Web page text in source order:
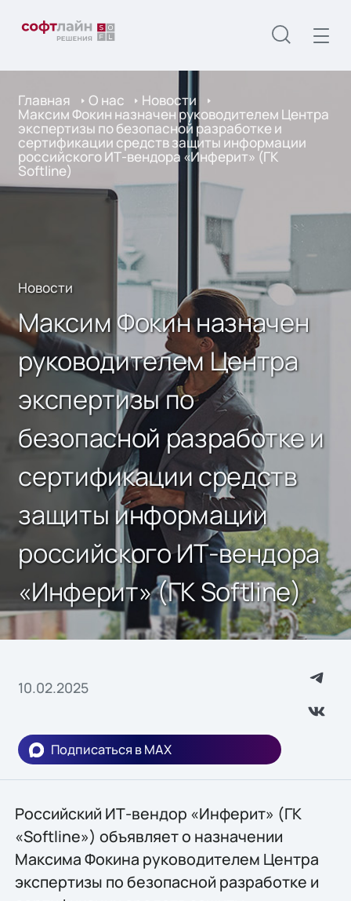
Главная О нас Новости
Максим Фокин назначен руководителем Центра
экспертизы по безопасной разработке и
сертификации средств защиты информации
российского ИТ-вендора «Инферит» (ГК
Softline)
Новости
Максим Фокин назначен
руководителем Центра
экспертизы по
безопасной разработке и
сертификации средств
защиты информации
российского ИТ-вендора
«Инферит» (ГК Softline)
10.02.2025
Подписаться в MAX
Российский ИТ-вендор «Инферит» (ГК
«Softline») объявляет о назначении
Максима Фокина руководителем Центра
экспертизы по безопасной разработке и